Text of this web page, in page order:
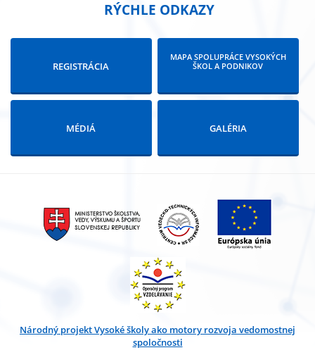
RÝCHLE ODKAZY
REGISTRÁCIA
MAPA SPOLUPRÁCE VYSOKÝCH
ŠKOL A PODNIKOV
MÉDIÁ GALÉRIA
Národný projekt Vysoké školy ako motory rozvoja vedomostnej
spoločnosti